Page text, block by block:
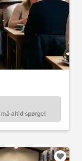
altid spørge!